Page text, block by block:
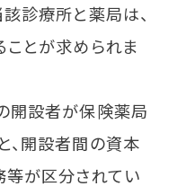
診療所と薬局は、
ことが求められま
開設者が保険薬局
、開設者間の資本
等が区分されてい